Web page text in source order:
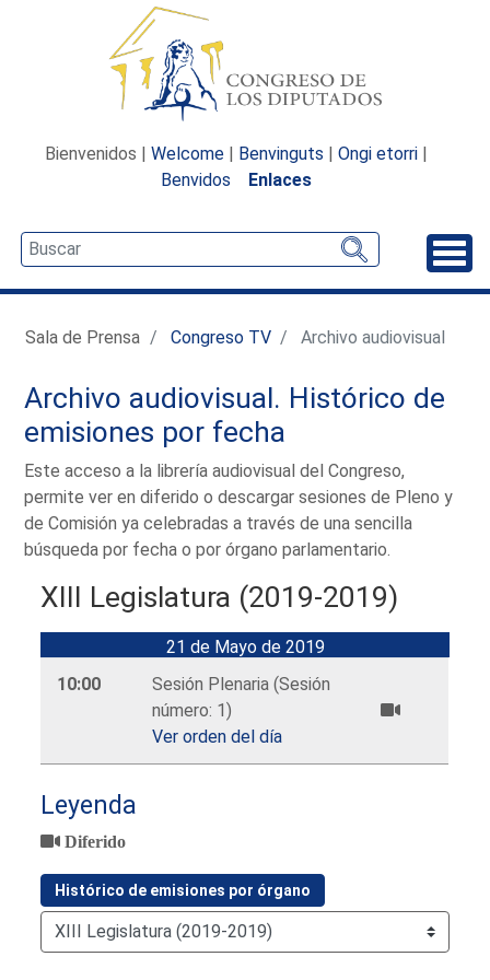
Bienvenidos | Welcome | Benvinguts | Ongi etorri |
Benvidos
Enlaces
Sala de Prensa Congreso TV Archivo audiovisual
Archivo audiovisual. Histórico de
emisiones por fecha
Este acceso a la librería audiovisual del Congreso,
permite ver en diferido o descargar sesiones de Pleno y
de Comisión ya celebradas a través de una sencilla
búsqueda por fecha o por órgano parlamentario.
XIII Legislatura (2019-2019)
21 de Mayo de 2019
10:00
Sesión Plenaria (Sesión
número: 1)
Ver orden del día
Leyenda
Diferido
Histórico de emisiones por órgano